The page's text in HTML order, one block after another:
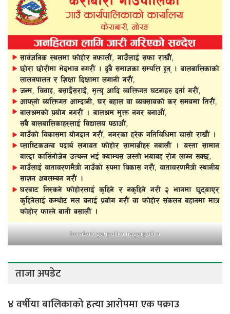
kerabari gaupalika nagarpalika
ताजा अपडेट
४ वर्षीया बालिकाको हत्या आरोपमा एक पक्राउ